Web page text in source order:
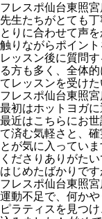
フレスポ仙台東照宮
先生たちがとても
とりに合わせて声
触りながらポイン
レッスン後に質問
る方も多く、全体
てレッスンを受け
いつもありがとうご
フレスポ仙台東照宮
最初はホットヨガ
最近はこちらにお
て済む気軽さと、
とが気に入ってい
くださりありがた
はじめたばかりで
す♩
フレスポ仙台東照宮
運動不足で、何か
ピラティスを見つ